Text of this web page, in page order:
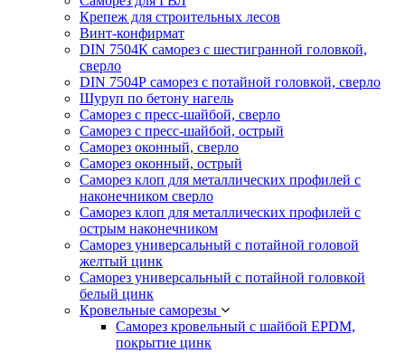
Крепеж для строительных лесов
Винт-конфирмат
DIN 7504К саморез с шестигранной головкой,
сверло
DIN 7504Р саморез с потайной головкой, сверло
Шуруп по бетону нагель
Саморез с пресс-шайбой, сверло
Саморез с пресс-шайбой, острый
Саморез оконный, сверло
Саморез оконный, острый
Саморез клоп для металлических профилей с
наконечником сверло
Саморез клоп для металлических профилей с
острым наконечником
Саморез универсальный с потайной головой
желтый цинк
Саморез универсальный с потайной головкой
белый цинк
Кровельные саморезы
Саморез кровельный с шайбой EPDM,
покрытие цинк